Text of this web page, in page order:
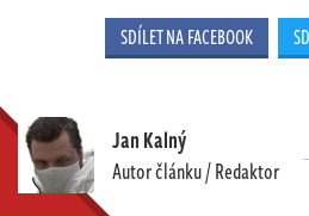
SDÍLET NA FACEBOOK
Jan Kalný
Autor článku / Redaktor